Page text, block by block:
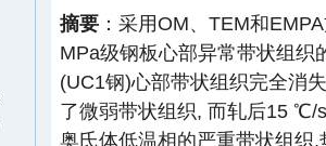
摘要 ：采用OM、TEM和
MPa级钢板心部异常带状组
(UC1钢)心部带状组织完全消
了微弱带状组织, 而轧后15 ℃/
奥氏体低温相的严重带状组织